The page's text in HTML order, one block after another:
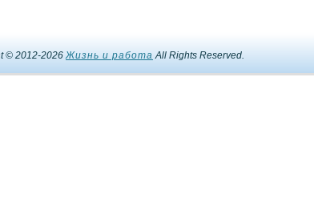
© 2012-2026Жизнь и работа All Rights Reserved.